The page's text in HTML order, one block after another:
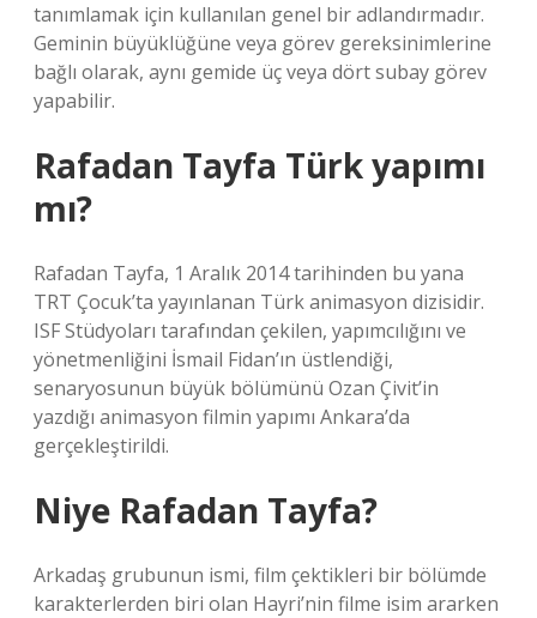
tanımlamak için kullanılan genel bir adlandırmadır.
Geminin büyüklüğüne veya görev gereksinimlerine
bağlı olarak, aynı gemide üç veya dört subay görev
yapabilir.
Rafadan Tayfa Türk yapımı
mı?
Rafadan Tayfa, 1 Aralık 2014 tarihinden bu yana
TRT Çocuk’ta yayınlanan Türk animasyon dizisidir.
ISF Stüdyoları tarafından çekilen, yapımcılığını ve
yönetmenliğini İsmail Fidan’ın üstlendiği,
senaryosunun büyük bölümünü Ozan Çivit’in
yazdığı animasyon filmin yapımı Ankara’da
gerçekleştirildi.
Niye Rafadan Tayfa?
Arkadaş grubunun ismi, film çektikleri bir bölümde
karakterlerden biri olan Hayri’nin filme isim ararken